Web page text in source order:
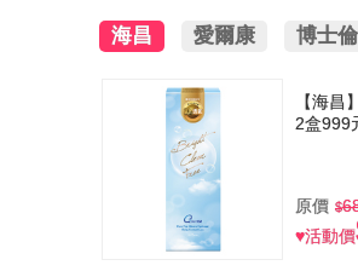
海昌 愛爾康 博士倫
【海昌
2盒999
原價
♥活動價